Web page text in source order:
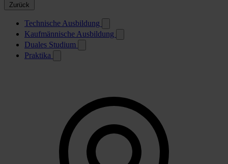
Zurück
Technische Ausbildung
Kaufmännische Ausbildung
Duales Studium
Praktika